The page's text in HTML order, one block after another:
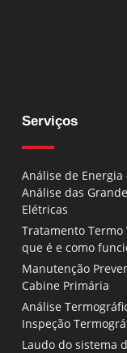
Serviços
Análise de Energia
Análise das
Elétricas
Tratamento Termo
que é e como
Manutenção
Cabine Primária
Análise
Inspeção
Laudo do sistema